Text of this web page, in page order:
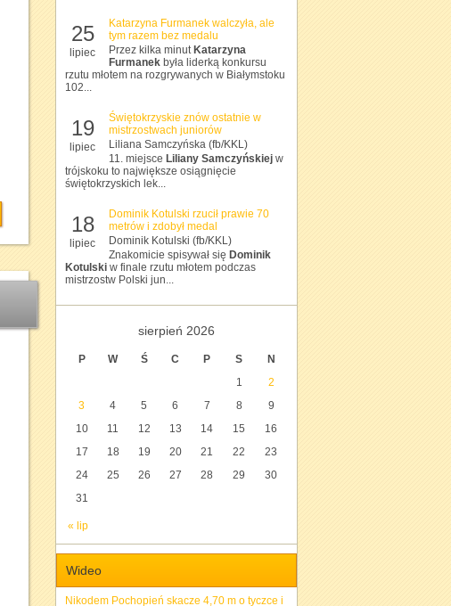
25
lipiec
Katarzyna Furmanek walczyła, ale
tym razem bez medalu
Przez kilka minut Katarzyna
Furmanek była liderką konkursu
rzutu młotem na rozgrywanych w Białymstoku
102...
19
lipiec
Świętokrzyskie znów ostatnie w
mistrzostwach juniorów
Liliana Samczyńska (fb/KKL)
11. miejsce Liliany Samczyńskiej w
trójskoku to największe osiągnięcie
świętokrzyskich lek...
18
lipiec
Dominik Kotulski rzucił prawie 70
metrów i zdobył medal
Dominik Kotulski (fb/KKL)
Znakomicie spisywał się Dominik
Kotulski w finale rzutu młotem podczas
mistrzostw Polski jun...
sierpień 2026
P W Ś C P S N
« lip
1
2
3
4 5 6 7 8
9
10
11 12 13 14 15
16
17
18 19 20 21 22
23
24
25 26 27 28 29
30
31
Wideo
Nikodem Pochopień skacze 4,70 m o tyczce i